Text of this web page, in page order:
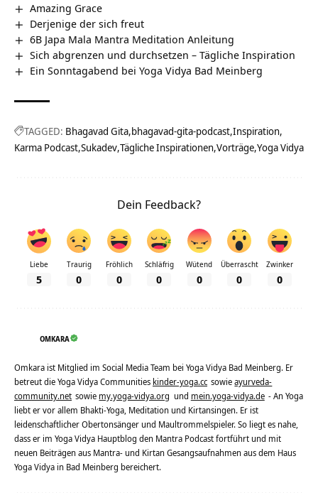
Amazing Grace
Derjenige der sich freut
6B Japa Mala Mantra Meditation Anleitung
Sich abgrenzen und durchsetzen – Tägliche Inspiration
Ein Sonntagabend bei Yoga Vidya Bad Meinberg
TAGGED: Bhagavad Gita bhagavad-gita-podcast Inspiration
Karma Podcast Sukadev Tägliche Inspirationen Vorträge Yoga Vidya
Dein Feedback?
Liebe
5
Traurig
0
Fröhlich
0
Schläfrig
0
Wütend
0
Überrascht
0
Zwinker
0
OMKARA
Omkara ist Mitglied im Social Media Team bei Yoga Vidya Bad Meinberg. Er
betreut die Yoga Vidya Communities kinder-yoga.cc sowieayurveda-
community.net sowie my.yoga-vidya.org und mein.yoga-vidya.de - An Yoga
liebt er vor allem Bhakti-Yoga, Meditation und Kirtansingen. Er ist
leidenschaftlicher Obertonsänger und Maultrommelspieler. So liegt es nahe,
dass er im Yoga Vidya Hauptblog den Mantra Podcast fortführt und mit
neuen Beiträgen aus Mantra- und Kirtan Gesangsaufnahmen aus dem Haus
Yoga Vidya in Bad Meinberg bereichert.